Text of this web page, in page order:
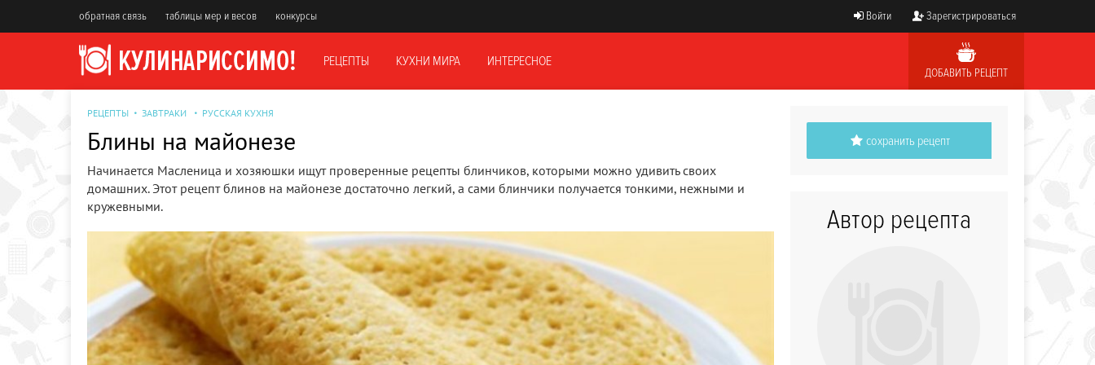
обратная связь таблицы мер и весов конкурсы Войти Зарегистрироваться
РЕЦЕПТЫ КУХНИ МИРА ИНТЕРЕСНОЕ
ДОБАВИТЬ РЕЦЕПТ
РЕЦЕПТЫ ЗАВТРАКИ РУССКАЯ КУХНЯ
Блины на майонезе
Начинается Масленица и хозяюшки ищут проверенные рецепты блинчиков, которыми можно удивить своих
домашних. Этот рецепт блинов на майонезе достаточно легкий, а сами блинчики получается тонкими, нежными и
кружевными.
сохранить рецепт
Автор рецепта